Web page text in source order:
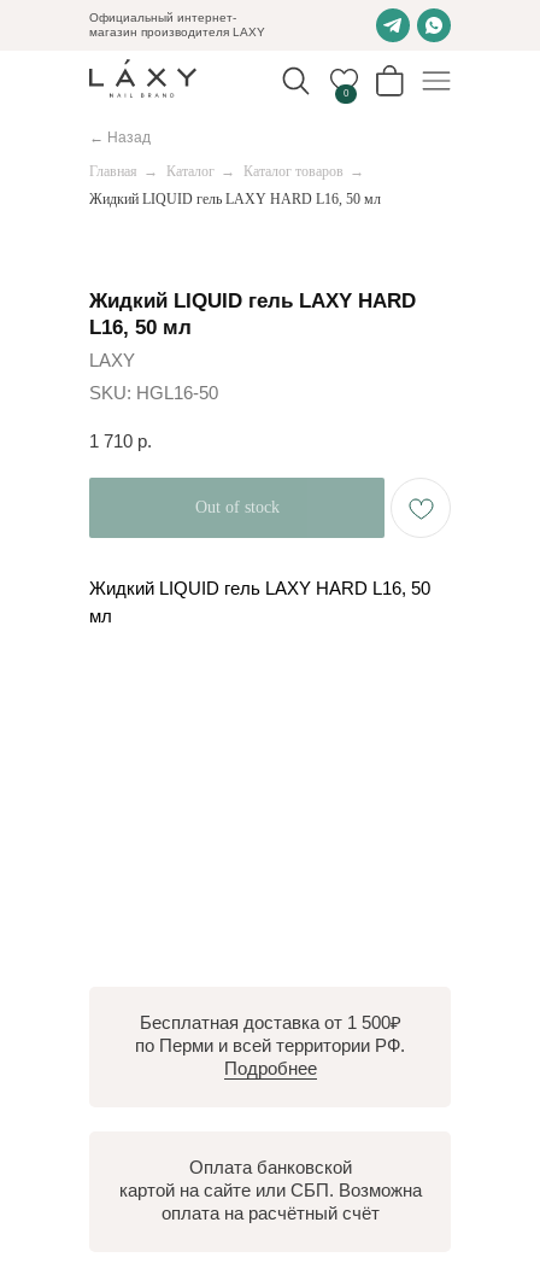
Официальный интернет-
магазин производителя LAXY
0
← Назад
Главная → Каталог → Каталог товаров →
Жидкий LIQUID гель LAXY HARD L16, 50 мл
Жидкий LIQUID гель LAXY HARD
L16, 50 мл
LAXY
SKU: HGL16-50
1 710 р.
Out of stock
Жидкий LIQUID гель LAXY HARD L16, 50
мл
Бесплатная доставка от 1 500₽
по Перми и всей территории РФ.
Подробнее
Оплата банковской
картой на сайте или СБП. Возможна
оплата на расчётный счёт